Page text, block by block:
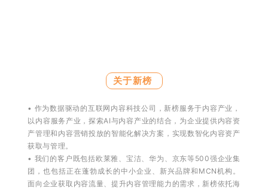
关于新榜
• 作为数据驱动的互联网内容科技公司，新榜服务于内容产业，
以内容服务产业，探索AI与内容产业的结合，为企业提供内容资
产管理和内容营销投放的智能化解决方案，实现数智化内容资产
获取与管理。
• 我们的客户既包括欧莱雅、宝洁、华为、京东等500强企业集
团，也包括正在蓬勃成长的中小企业、新兴品牌和MCN机构。
面向企业获取内容流量、提升内容管理能力的需求，新榜依托海